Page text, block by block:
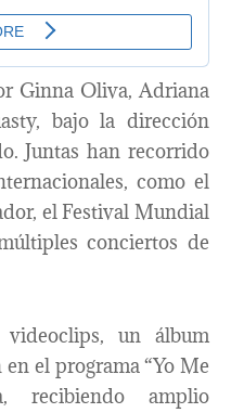
Ginna Oliva, Adriana
bajo la dirección
Juntas han recorrido
como el
el Festival Mundial
conciertos de
un álbum
el programa “Yo Me
recibiendo amplio